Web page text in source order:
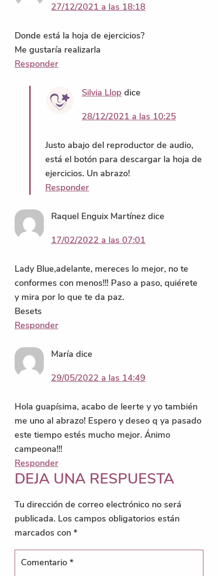
27/12/2021 a las 18:18
Donde está la hoja de ejercicios?
Me gustaría realizarla
Responder
Silvia Llop dice
28/12/2021 a las 10:25
Justo abajo del reproductor de audio,
está el botón para descargar la hoja de
ejercicios. Un abrazo!
Responder
Raquel Enguix Martínez dice
17/02/2022 a las 07:01
Lady Blue,adelante, mereces lo mejor, no te
conformes con menos!!! Paso a paso, quiérete
y mira por lo que te da paz.
Besets
Responder
María dice
29/05/2022 a las 14:49
Hola guapísima, acabo de leerte y yo también
me uno al abrazo! Espero y deseo q ya pasado
este tiempo estés mucho mejor. Ánimo
campeona!!!
Responder
DEJA UNA RESPUESTA
Tu dirección de correo electrónico no será
publicada. Los campos obligatorios están
marcados con *